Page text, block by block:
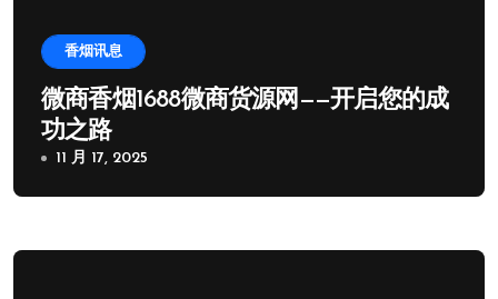
香烟讯息
微商香烟1688微商货源网——开启您的成
功之路
11 月 17, 2025